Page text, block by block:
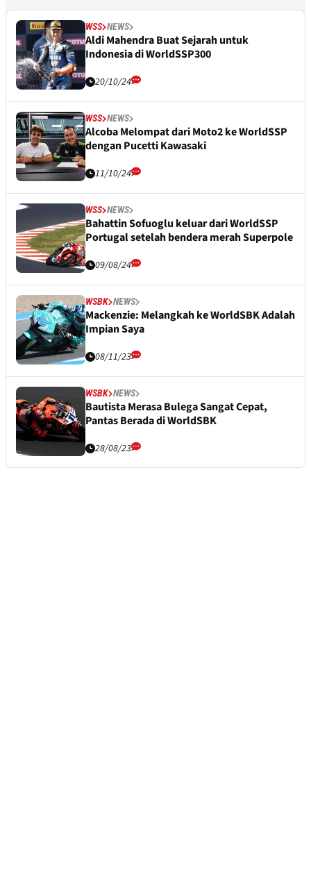
WSS NEWS
Aldi Mahendra Buat Sejarah untuk
Indonesia di WorldSSP300
20/10/24
WSS NEWS
Alcoba Melompat dari Moto2 ke WorldSSP
dengan Pucetti Kawasaki
11/10/24
WSS NEWS
Bahattin Sofuoglu keluar dari WorldSSP
Portugal setelah bendera merah Superpole
09/08/24
WSBK NEWS
Mackenzie: Melangkah ke WorldSBK Adalah
Impian Saya
08/11/23
WSBK NEWS
Bautista Merasa Bulega Sangat Cepat,
Pantas Berada di WorldSBK
28/08/23